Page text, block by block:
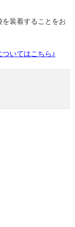
装着することをお
いてはこちら♪